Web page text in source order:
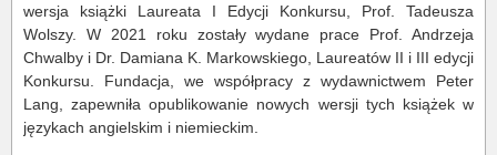
wersja książki Laureata I Edycji Konkursu, Prof. Tadeusza
Wolszy. W 2021 roku zostały wydane prace Prof. Andrzeja
Chwalby i Dr. Damiana K. Markowskiego, Laureatów II i III edycji
Konkursu. Fundacja, we współpracy z wydawnictwem Peter
Lang, zapewniła opublikowanie nowych wersji tych książek w
językach angielskim i niemieckim.